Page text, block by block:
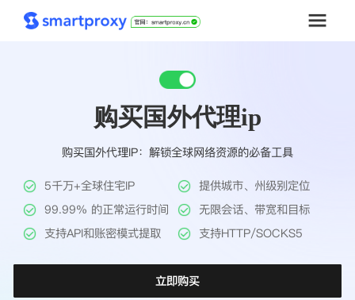
解决方案
工具
帮助中心
购买国外代理ip
购买国外代理IP：解锁全球网络资源的必备工具
5千万+全球住宅IP
提供城市、州级别定位
99.99% 的正常运行时间
无限会话、带宽和目标
支持API和账密模式提取
支持HTTP/SOCKS5
立即购买